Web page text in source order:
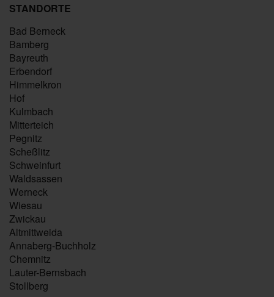
STANDORTE
Bad Berneck
Bamberg
Bayreuth
Erbendorf
Himmelkron
Hof
Kulmbach
Mitterteich
Pegnitz
Scheßlitz
Schweinfurt
Waldsassen
Werneck
Wiesau
Zwickau
Altmittweida
Annaberg-Buchholz
Chemnitz
Lauter-Bernsbach
Stollberg